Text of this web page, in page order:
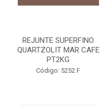
REJUNTE SUPERFINO
QUARTZOLIT MAR CAFE
PT2KG
Código: 5252 F